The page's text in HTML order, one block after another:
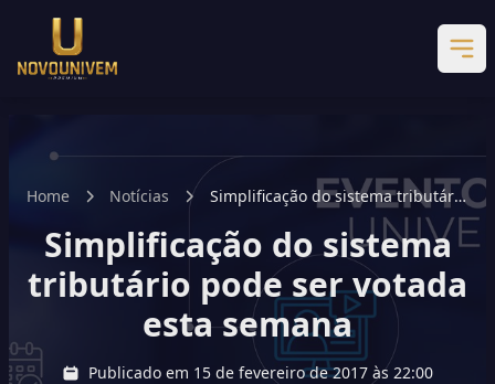
Home Notícias
Simplificação do sistema tributário
pode ser votada esta semana
Simplificação do sistema
tributário pode ser votada
esta semana
Publicado em 15 de fevereiro de 2017 às 22:00